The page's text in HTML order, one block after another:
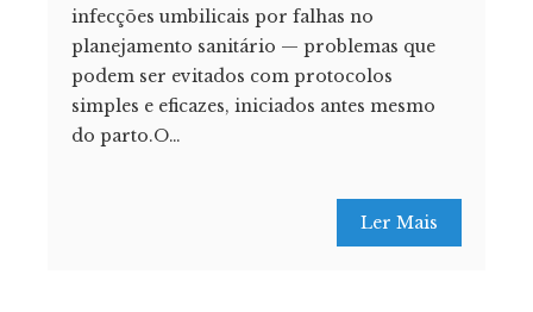
infecções umbilicais por falhas no
planejamento sanitário — problemas que
podem ser evitados com protocolos
simples e eficazes, iniciados antes mesmo
do parto.O…
Ler Mais